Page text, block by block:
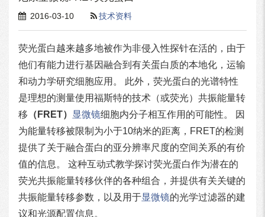
2016-03-10 技术资料
荧光蛋白越来越多地被作为非侵入性探针在活的，由于
他们有能力进行基因融合​​到有关蛋白质的本地化，运输
和动力学研究细胞应用。 此外，荧光蛋白的光谱特性
是理想的测量使用福斯特的技术（或荧光）共振能量转
移 （FRET） 显微镜细胞内分子相互作用的可能性。 因
为能量转移被限制为小于10纳米的距离，FRET的检测
提供了关于融合蛋白的亚分辨率尺度的空间关系的有价
值的信息。 这种互动式教学探讨荧光蛋白作为潜在的
荧光共振能量转移伙伴的各种组合，并提供有关关键的
共振能量转移参数，以及用于显微镜的光学过滤器的建
议和光源配置信息。